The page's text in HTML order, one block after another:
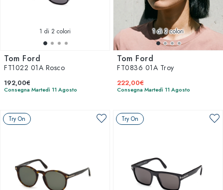
1 di 2 colori
Tom Ford
FT1022 01A Rosco
192,00€
Consegna Martedì 11 Agosto
1di 2 colori
Tom Ford
FT0836 01A Troy
222,00€
Consegna Martedì 11 Agosto
Try On Try On